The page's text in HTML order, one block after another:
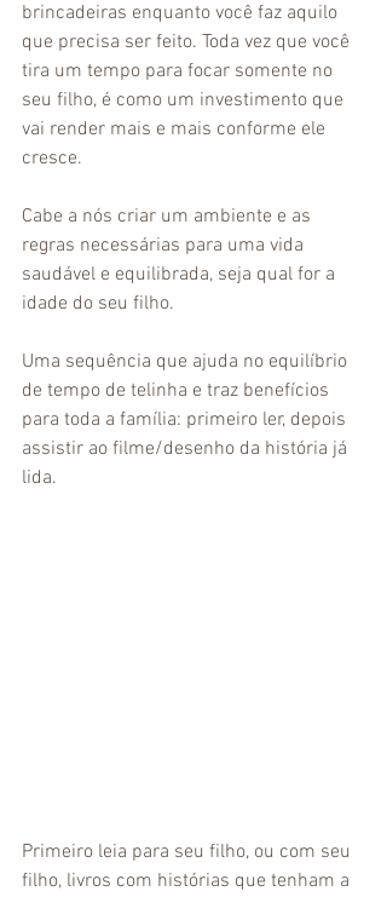
brincadeiras enquanto você faz aquilo
que precisa ser feito. Toda vez que você
tira um tempo para focar somente no
seu filho, é como um investimento que
vai render mais e mais conforme ele
cresce.
Cabe a nós criar um ambiente e as
regras necessárias para uma vida
saudável e equilibrada, seja qual for a
idade do seu filho.
Uma sequência que ajuda no equilíbrio
de tempo de telinha e traz benefícios
para toda a família: primeiro ler, depois
assistir ao filme/desenho da história já
lida.
Primeiro leia para seu filho, ou com seu
filho, livros com histórias que tenham a